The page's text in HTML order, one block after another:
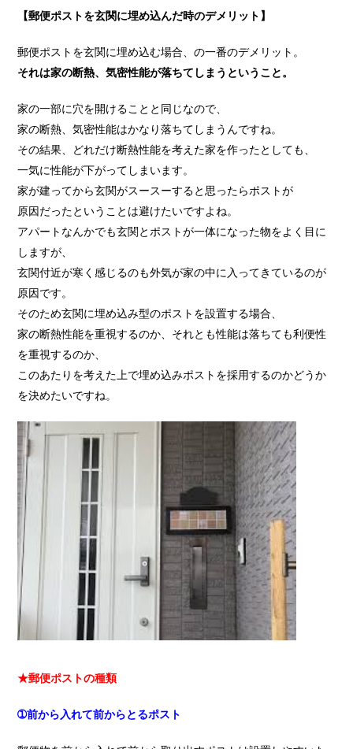
【郵便ポストを玄関に埋め込んだ時のデメリット】
郵便ポストを玄関に埋め込む場合、の一番のデメリット。
それは家の断熱、気密性能が落ちてしまうということ。
家の一部に穴を開けることと同じなので、
家の断熱、気密性能はかなり落ちてしまうんですね。
その結果、どれだけ断熱性能を考えた家を作ったとしても、
一気に性能が下がってしまいます。
家が建ってから玄関がスースーすると思ったらポストが
原因だったということは避けたいですよね。
アパートなんかでも玄関とポストが一体になった物をよく目に
しますが、
玄関付近が寒く感じるのも外気が家の中に入ってきているのが
原因です。
そのため玄関に埋め込み型のポストを設置する場合、
家の断熱性能を重視するのか、それとも性能は落ちても利便性
を重視するのか、
このあたりを考えた上で埋め込みポストを採用するのかどうか
を決めたいですね。
★郵便ポストの種類
➀前から入れて前からとるポスト